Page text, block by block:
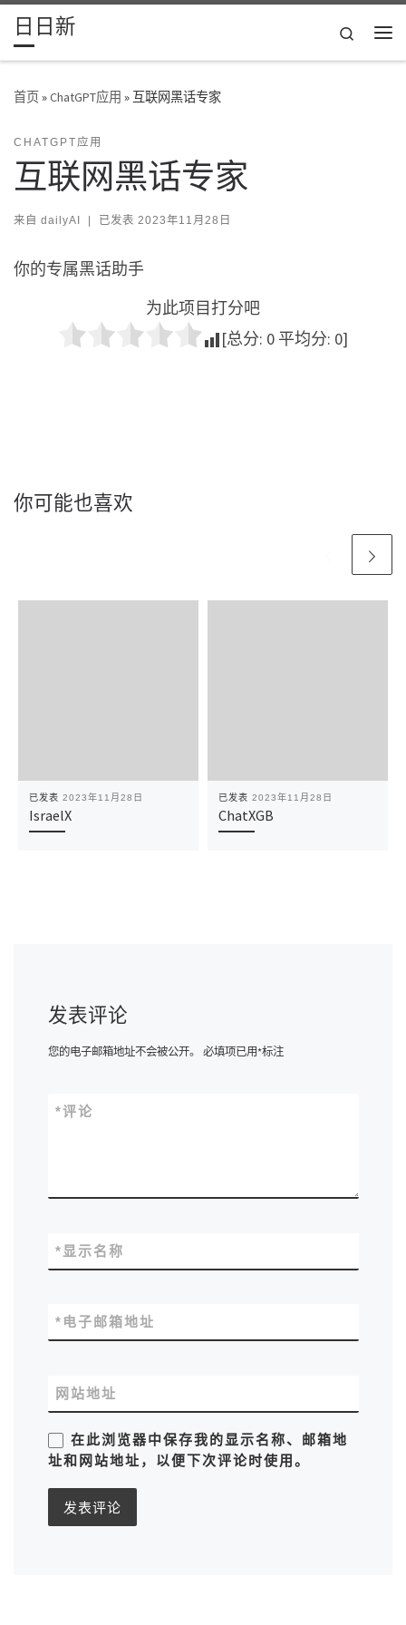
Skip to content
日日新
Search
首页»ChatGPT应用 » 互联网黑话专家
CHATGPT应用
互联网黑话专家
来自 dailyAI | 已发表 2023年11月28日
你的专属黑话助手
为此项目打分吧
[总分: 0 平均分: 0]
你可能也喜欢
已发表 2023年11月28日
IsraelX
已发表 2023年11月28日
ChatXGB
发表评论
您的电子邮箱地址不会被公开。 必填项已用*标注
评论
*
显示名称
*
电子邮箱地址
*
网站地址
在此浏览器中保存我的显示名称、邮箱地
址和网站地址，以便下次评论时使用。